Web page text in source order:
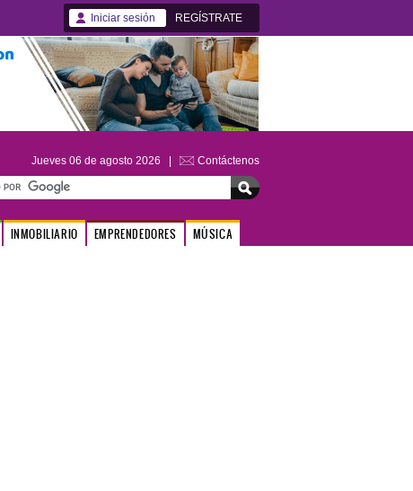
Iniciar sesión REGÍSTRATE
Jueves 06 de agosto 2026 | Contáctenos
INMOBILIARIO EMPRENDEDORES MÚSICA